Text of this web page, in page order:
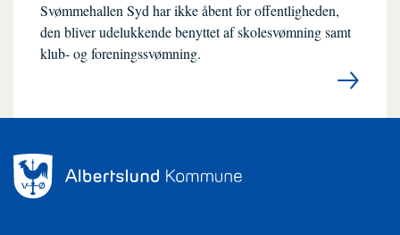
Svømmehallen Syd har ikke åbent for offentligheden,
den bliver udelukkende benyttet af skolesvømning samt
klub- og foreningssvømning.